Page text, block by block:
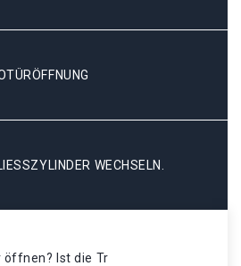
WECHSELN.
öffnen? Ist die Tr